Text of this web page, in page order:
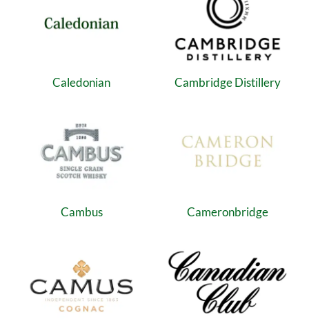
Caledonian Cambridge Distillery
Cambus Cameronbridge